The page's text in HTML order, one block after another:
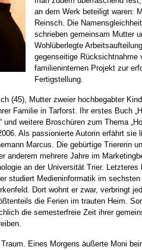
an dem Werk beteiligt waren:
Reinsch. Die
schrieben gemeinsam Mutter
Wohlüberlegte
gegenseitige Rücksichtnahme
familieninternen Projekt zur
Fertigstellung.
(45), Mutter zweier hochbegabter
Familie in Tarforst. Ihr erstes Buch
und weitere Broschüren zum Thema
Als passionierte Autorin erfährt sie
Marcus. Die gebürtige Triererin
anderem mehrere Jahre im
an der Universität Trier. Letzteres
studiert Medieninformatik im
Dort wohnt er zwar, verbringt
die Ferien im trauten Heim.
die semesterfreie Zeit ihrer
Eines Morgens äußerte Moni